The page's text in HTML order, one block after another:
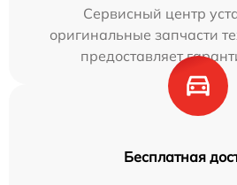
Сервисный центр
оригинальные запчасти
предоставляет
Бесплатная